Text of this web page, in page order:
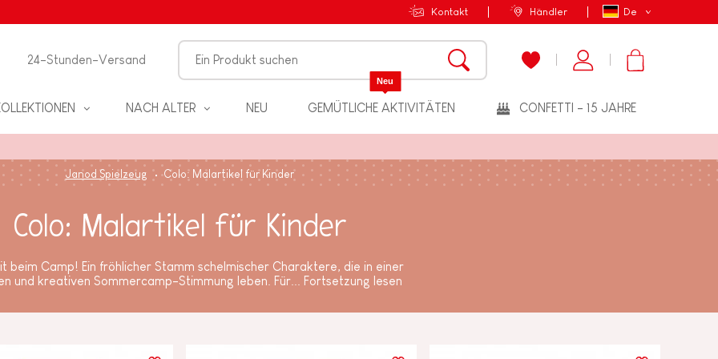
De
Kontakt Händler
24-Stunden-Versand
NACH ALTER NEU GEMÜTLICHE AKTIVITÄTEN
Neu
CONFETTI - 15 JAHRE
Janod Spielzeug Colo: Malartikel für Kinder
Colo: Malartikel für Kinder
beim Camp! Ein fröhlicher Stamm schelmischer Charaktere, die in einer
und kreativen Sommercamp-Stimmung leben. Für...
Fortsetzung lesen